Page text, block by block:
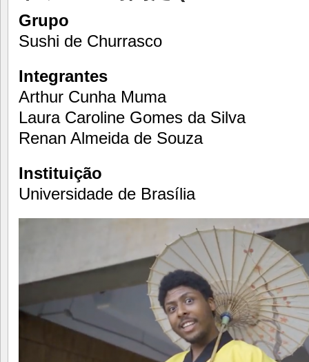
Grupo
Sushi de Churrasco
Integrantes
Arthur Cunha Muma
Laura Caroline Gomes da Silva
Renan Almeida de Souza
Instituição
Universidade de Brasília